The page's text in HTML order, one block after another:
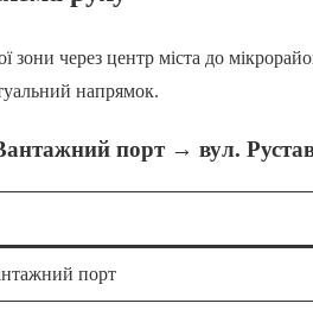
зони через центр міста до
напрямок.
порт → вул.
порт